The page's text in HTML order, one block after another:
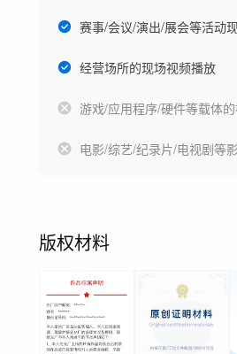
赛事/会议/演出/展会等活动
经营场所的现场视频播放
游戏/应用程序/硬件等载体
电影/综艺/纪录片/电视剧等
版权材料